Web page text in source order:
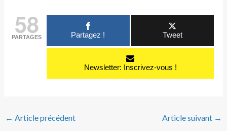
58
PARTAGES Partagez ! Tweet
Newsletter: Inscrivez-vous !
← Article précédent Article suivant →